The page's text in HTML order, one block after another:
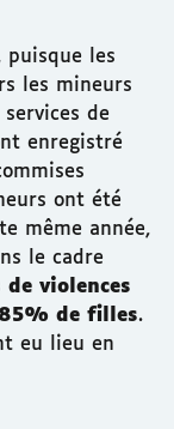
puisque les
les mineurs
de
enregistré
ont été
même année,
le cadre
violences
de filles.
eu lieu en